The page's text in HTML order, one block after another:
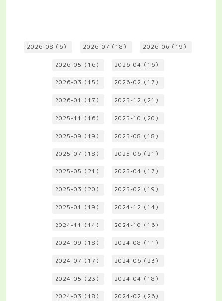
2026-08（6） 2026-07（18） 2026-06（19）
2026-05（16） 2026-04（16）
2026-03（15） 2026-02（17）
2026-01（17） 2025-12（21）
2025-11（16） 2025-10（20）
2025-09（19） 2025-08（18）
2025-07（18） 2025-06（21）
2025-05（21） 2025-04（17）
2025-03（20） 2025-02（19）
2025-01（19） 2024-12（14）
2024-11（14） 2024-10（16）
2024-09（18） 2024-08（11）
2024-07（17） 2024-06（23）
2024-05（23） 2024-04（18）
2024-03（18） 2024-02（26）